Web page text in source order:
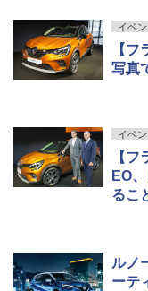
イベ
【
写真
イベ
【
EO
るこ
ルノ
ーテ